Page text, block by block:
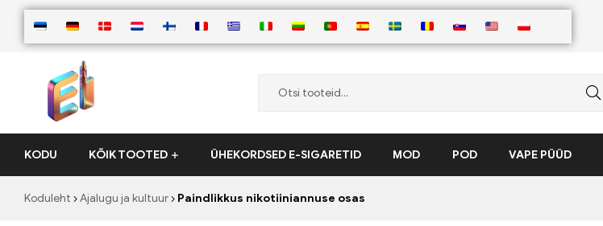
ElementVape.de
KODU KÕIK TOOTED ÜHEKORDSED E-SIGARETID MOD POD VAPE PÜÜD
Koduleht Ajalugu ja kultuur Paindlikkus nikotiiniannuse osas